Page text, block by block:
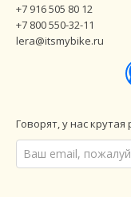
+7 916 505 80 12
+7 800 550-32-11
lera@itsmybike.ru
Говорят, у нас крутая